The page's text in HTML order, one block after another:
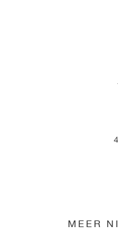
MEER